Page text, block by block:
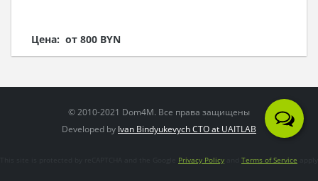
Цена: от 800 BYN
© 2010-2021 Dom4M. Все права защищены
Developed by Ivan Bindyukevych CTO at UAITLAB
Privacy Policy Terms of Service